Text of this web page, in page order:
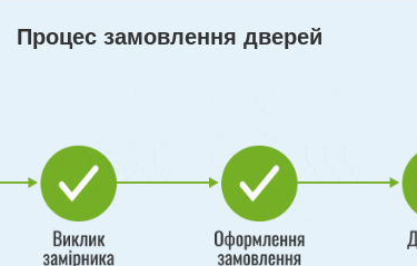
Процес замовлення дверей